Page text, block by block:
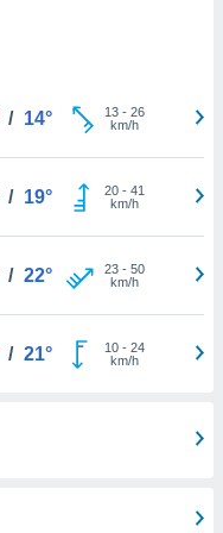
/ 14° 13- 26
km/h
/ 19° 20- 41
km/h
/ 22° 23- 50
km/h
/ 21° 10- 24
km/h